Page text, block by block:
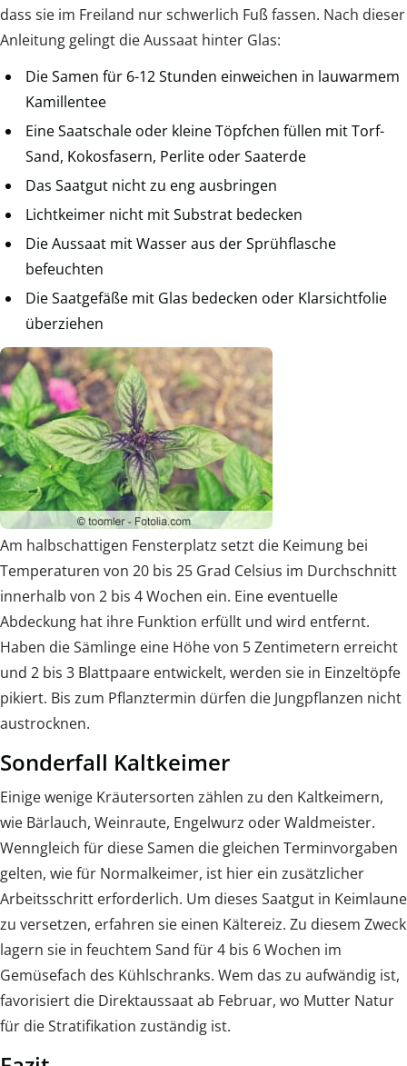
dass sie im Freiland nur schwerlich Fuß fassen. Nach dieser
Anleitung gelingt die Aussaat hinter Glas:
Die Samen für 6-12 Stunden einweichen in lauwarmem
Kamillentee
Eine Saatschale oder kleine Töpfchen füllen mit Torf-
Sand, Kokosfasern, Perlite oder Saaterde
Das Saatgut nicht zu eng ausbringen
Lichtkeimer nicht mit Substrat bedecken
Die Aussaat mit Wasser aus der Sprühflasche
befeuchten
Die Saatgefäße mit Glas bedecken oder Klarsichtfolie
überziehen
Am halbschattigen Fensterplatz setzt die Keimung bei
Temperaturen von 20 bis 25 Grad Celsius im Durchschnitt
innerhalb von 2 bis 4 Wochen ein. Eine eventuelle
Abdeckung hat ihre Funktion erfüllt und wird entfernt.
Haben die Sämlinge eine Höhe von 5 Zentimetern erreicht
und 2 bis 3 Blattpaare entwickelt, werden sie in Einzeltöpfe
pikiert. Bis zum Pflanztermin dürfen die Jungpflanzen nicht
austrocknen.
Sonderfall Kaltkeimer
Einige wenige Kräutersorten zählen zu den Kaltkeimern,
wie Bärlauch, Weinraute, Engelwurz oder Waldmeister.
Wenngleich für diese Samen die gleichen Terminvorgaben
gelten, wie für Normalkeimer, ist hier ein zusätzlicher
Arbeitsschritt erforderlich. Um dieses Saatgut in Keimlaune
zu versetzen, erfahren sie einen Kältereiz. Zu diesem Zweck
lagern sie in feuchtem Sand für 4 bis 6 Wochen im
Gemüsefach des Kühlschranks. Wem das zu aufwändig ist,
favorisiert die Direktaussaat ab Februar, wo Mutter Natur
für die Stratifikation zuständig ist.